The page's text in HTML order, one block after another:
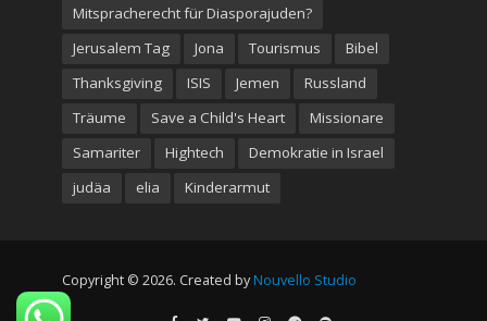
Mitspracherecht für Diasporajuden?
Jerusalem Tag
Jona Tourismus
Bibel
Thanksgiving
ISIS Jemen
Russland
Träume
Save a Child's Heart
Missionare
Samariter
Hightech
Demokratie in Israel
judäa
elia Kinderarmut
Copyright © 2026. Created by Nouvello Studio